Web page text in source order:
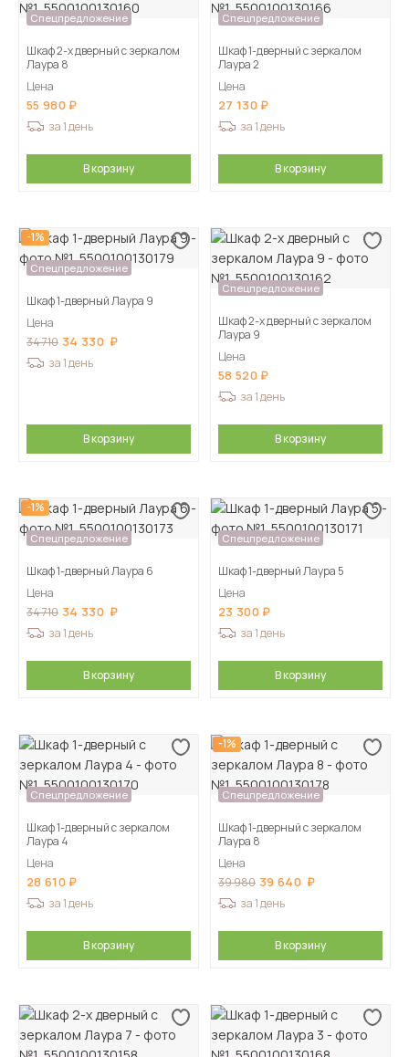
Спецпредложение
Шкаф 2-х дверный с зеркалом
Лаура 8
Цена
55 980
за 1 день
В корзину
Спецпредложение
Шкаф 1-дверный с зеркалом
Лаура 2
Цена
27 130
за 1 день
В корзину
-1%
Спецпредложение
Шкаф 1-дверный Лаура 9
Цена
34 710 34 330
за 1 день
В корзину
Спецпредложение
Шкаф 2-х дверный с зеркалом
Лаура 9
Цена
58 520
за 1 день
В корзину
-1%
Спецпредложение
Шкаф 1-дверный Лаура 6
Цена
34 710 34 330
за 1 день
В корзину
Спецпредложение
Шкаф 1-дверный Лаура 5
Цена
23 300
за 1 день
В корзину
Спецпредложение
Шкаф 1-дверный с зеркалом
Лаура 4
Цена
28 610
за 1 день
В корзину
-1%
Спецпредложение
Шкаф 1-дверный с зеркалом
Лаура 8
Цена
39 980 39 640
за 1 день
В корзину